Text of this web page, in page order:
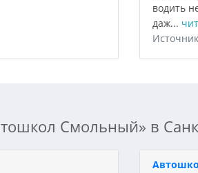
водить
даж...
Смольный» в